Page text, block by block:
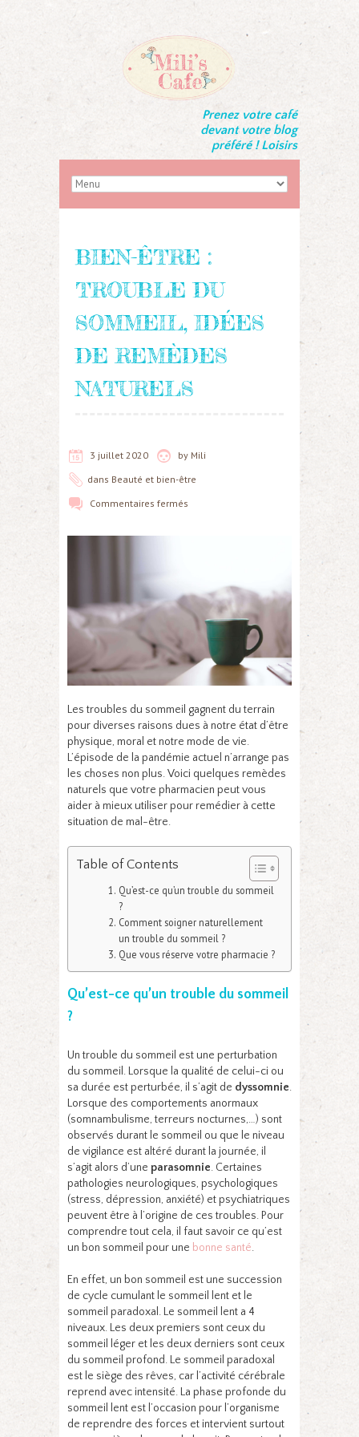
Prenez votre café
devant votre blog
préféré ! Loisirs
BIEN-ÊTRE :
TROUBLE DU
SOMMEIL, IDÉES
DE REMÈDES
NATURELS
3 juillet 2020 by Mili
dans Beauté et bien-être
Commentaires fermés
Les troubles du sommeil gagnent du terrain
pour diverses raisons dues à notre état d’être
physique, moral et notre mode de vie.
L’épisode de la pandémie actuel n’arrange pas
les choses non plus. Voici quelques remèdes
naturels que votre pharmacien peut vous
aider à mieux utiliser pour remédier à cette
situation de mal-être.
Table of Contents
Qu’est-ce qu’un trouble du sommeil
?
Comment soigner naturellement
un trouble du sommeil ?
Que vous réserve votre pharmacie ?
Qu’est-ce qu’un trouble du sommeil
?
Un trouble du sommeil est une perturbation
du sommeil. Lorsque la qualité de celui-ci ou
sa durée est perturbée, il s’agit de dyssomnie.
Lorsque des comportements anormaux
(somnambulisme, terreurs nocturnes,…) sont
observés durant le sommeil ou que le niveau
de vigilance est altéré durant la journée, il
s’agit alors d’une parasomnie. Certaines
pathologies neurologiques, psychologiques
(stress, dépression, anxiété) et psychiatriques
peuvent être à l’origine de ces troubles. Pour
comprendre tout cela, il faut savoir ce qu’est
un bon sommeil pour une bonne santé.
En effet, un bon sommeil est une succession
de cycle cumulant le sommeil lent et le
sommeil paradoxal. Le sommeil lent a 4
niveaux. Les deux premiers sont ceux du
sommeil léger et les deux derniers sont ceux
du sommeil profond. Le sommeil paradoxal
est le siège des rêves, car l’activité cérébrale
reprend avec intensité. La phase profonde du
sommeil lent est l’occasion pour l’organisme
de reprendre des forces et intervient surtout